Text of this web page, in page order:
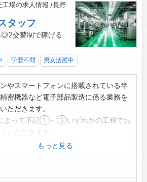
場の求人情報 /長野
タッフ
交替制で稼げる
学歴不問 男女活躍中
やスマートフォンに搭載されている半
密機器など電子部品製造に係る業務を
ただきます。
よって下記①～③いずれかの工程でお
ザー加工業務＞
程より製品を受け取る
の加工条件を確認しレーザー加工機へ
もっと見る